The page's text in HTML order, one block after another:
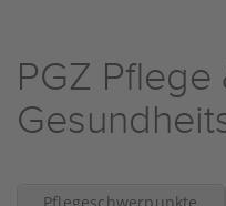
PGZ Pflege